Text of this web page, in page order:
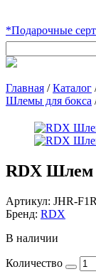
*Подарочные
Главная /Каталог
Шлемы для бокса
RDX Шлем
Артикул: JHR-F1R
Бренд: RDX
В наличии
Количество